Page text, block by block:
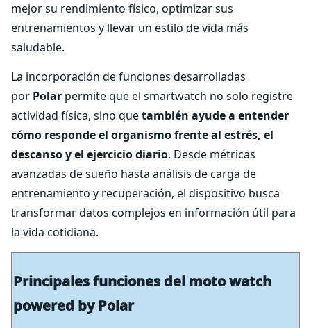
mejor su rendimiento físico, optimizar sus
entrenamientos y llevar un estilo de vida más
saludable.
La incorporación de funciones desarrolladas
por Polar permite que el smartwatch no solo registre
actividad física, sino quetambién ayude a entender
cómo responde el organismo frente al estrés, el
descanso y el ejercicio diario. Desde métricas
avanzadas de sueño hasta análisis de carga de
entrenamiento y recuperación, el dispositivo busca
transformar datos complejos en información útil para
la vida cotidiana.
Principales funciones del moto watch
powered by Polar